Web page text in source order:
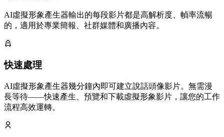
AI虛擬形象產生器輸出的每段影片都是高解析度、幀率流暢
的，適用於專業簡報、社群媒體和廣播內容。
快速處理
AI虛擬形象產生器幾分鐘內即可建立說話頭像影片。無需漫
長等待——快速產生、預覽和下載虛擬形象影片，讓您的工作
流程高效運轉。